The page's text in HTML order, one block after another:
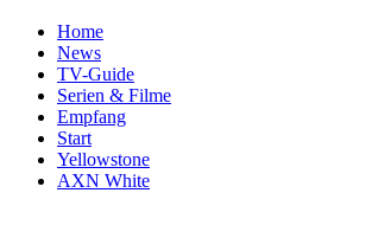
Home
News
TV-Guide
Serien & Filme
Empfang
Start
Yellowstone
AXN White